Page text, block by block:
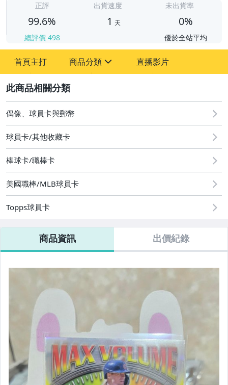
正評
99.6%
總評價 498
出貨速度
1 天
未出貨率
0%
優於全站平均
首頁主打 商品分類
玩具、模型與公仔
偶像、球員卡與郵幣
直播影片
偶像、球員卡與郵幣
球員卡/其他收藏卡
棒球卡/職棒卡
美國職棒/MLB球員卡
Topps球員卡
商品資訊 出價紀錄